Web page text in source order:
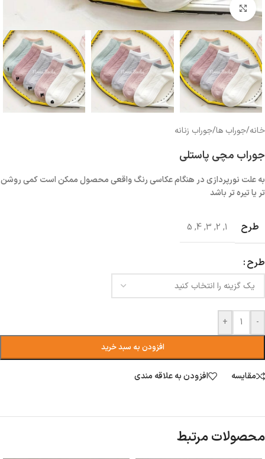
بزرگنمایی تصویر
خانه/جوراب ها/جوراب زنانه
جوراب مچی پاستلی
به علت نورپردازی در هنگام عکاسی رنگ واقعی محصول ممکن است کمی روشن
تر یا تیره تر باشد
طرح 1
,
2
,
3
,
4
,
5
طرح
-
+
افزودن به سبد خرید
مقایسه افزودن به علاقه مندی
محصولات مرتبط